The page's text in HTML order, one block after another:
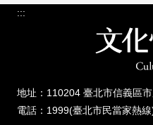
:::
地址：110204 臺北市信義區
電話：1999(臺北市民當家熱